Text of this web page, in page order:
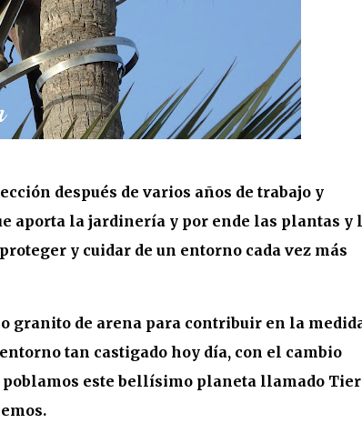
después de varios años de trabajo y
aporta la jardinería y por ende las plantas y
y cuidar de un entorno cada vez más
granito de arena para contribuir en la
tan castigado hoy día, con el cambio
este bellísimo planeta llamado